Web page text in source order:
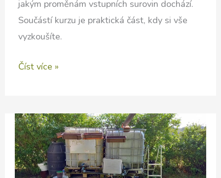
jakým proměnám vstupních surovin dochází.
Součástí kurzu je praktická část, kdy si vše
vyzkoušíte.
Fermentované
nápoje
s
Alenou
Gajduškovou
Číst více »